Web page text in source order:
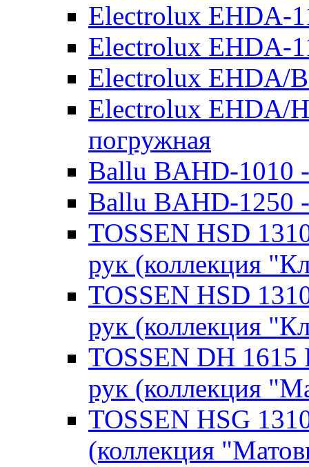
Electrolux EHDA-
Electrolux EHDA-
Electrolux EHDA/
Electrolux EHDA/
погружная
Ballu BAHD-1010
Ballu BAHD-1250
TOSSEN HSD
рук (коллекция
TOSSEN HSD
рук (коллекция
TOSSEN DH 1615
рук (коллекция
TOSSEN HSG
(коллекция